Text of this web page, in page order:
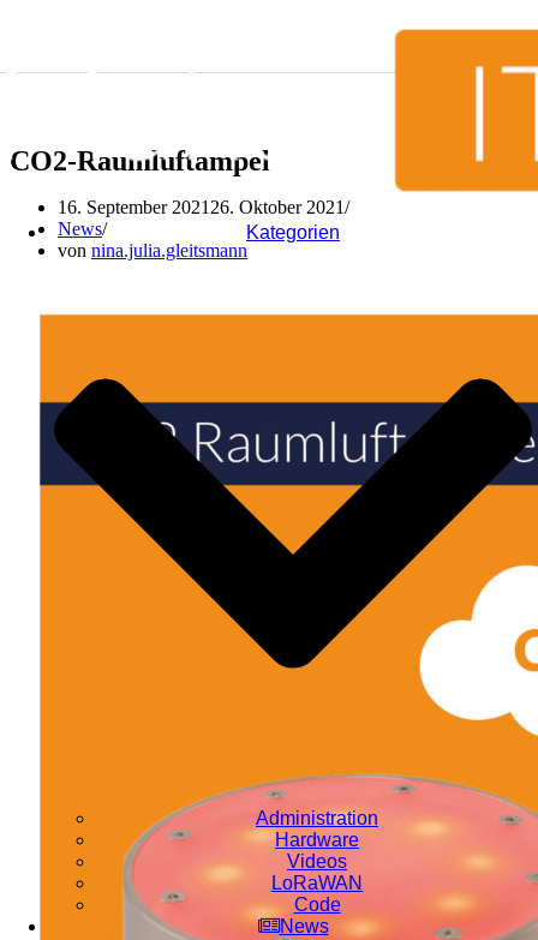
Kategorien
Administration
Hardware
Videos
LoRaWAN
Code
News
CO2-Raumluftampel
16. September 2021 26. Oktober 2021
News
von nina.julia.gleitsmann